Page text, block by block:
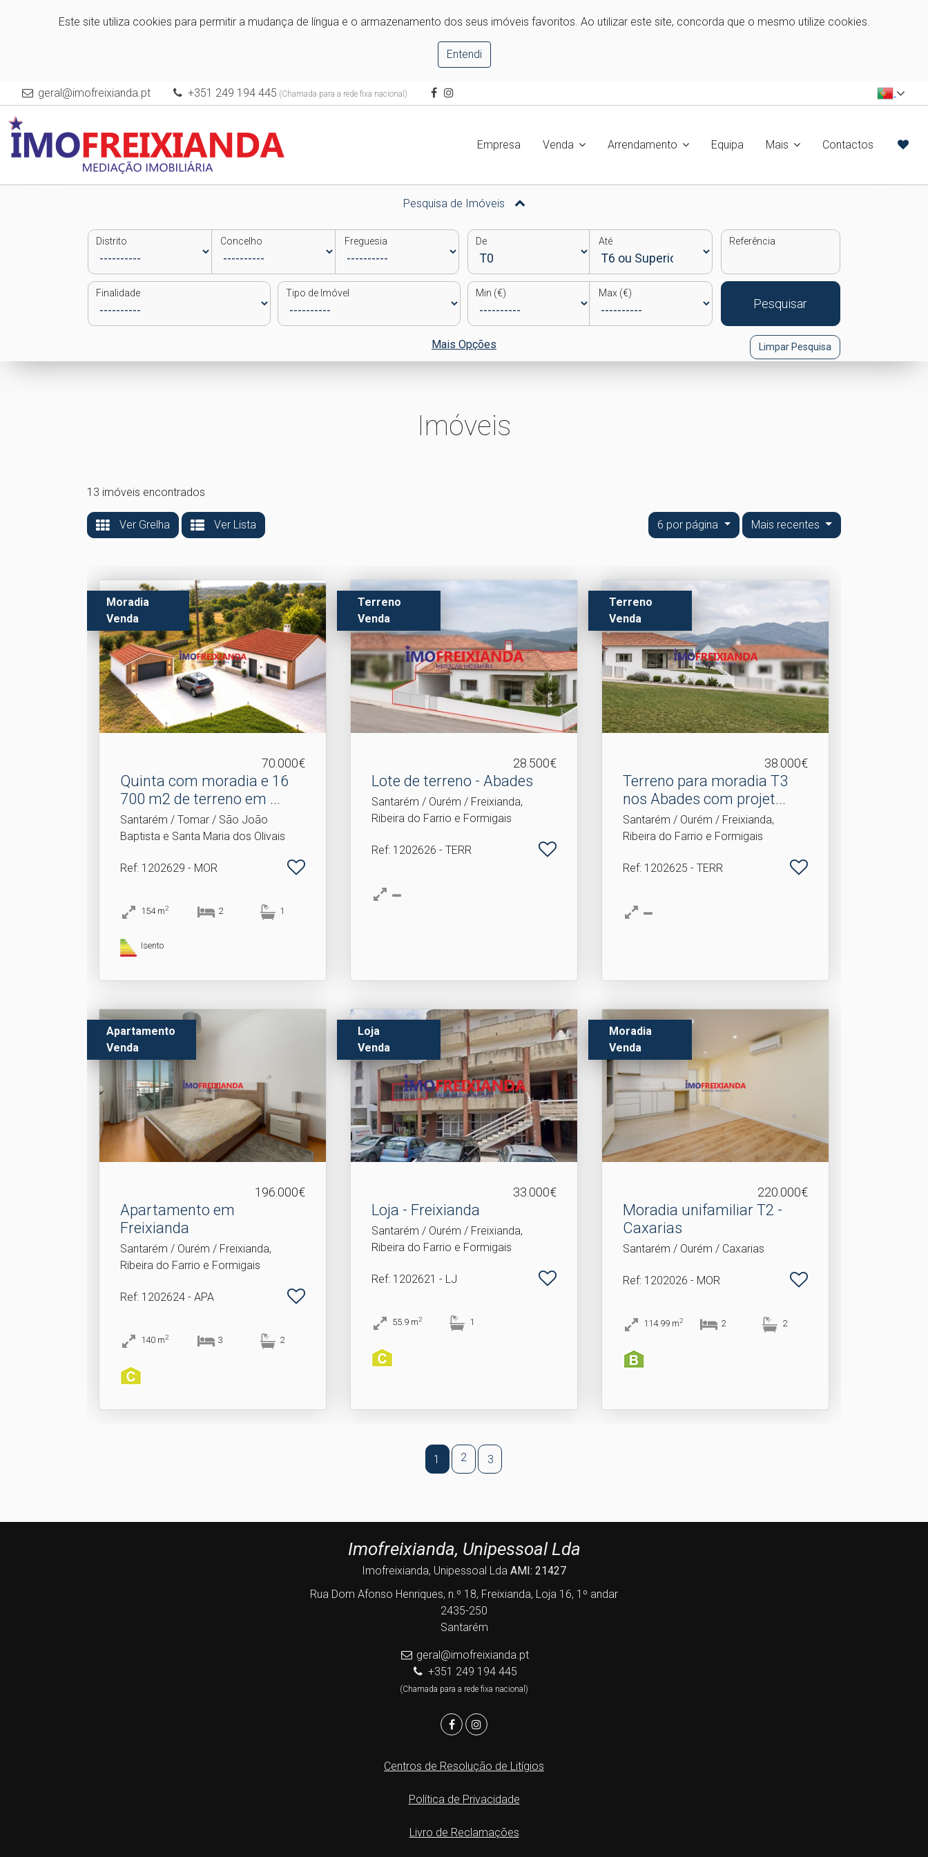
Este site utiliza cookies para permitir a mudança de língua e o armazenamento dos seus imóveis favoritos. Ao utilizar este site, concorda que o mesmo utilize cookies.
Entendi
geral@imofreixianda.pt +351 249 194 445 (Chamada para a rede fixa nacional)
Empresa Venda Arrendamento Equipa Mais Contactos
Pesquisa de Imóveis
Distrito Concelho Freguesia De Até Referência
Finalidade Tipo de Imóvel Min (€) Max (€)
Pesquisar
Mais Opções Limpar Pesquisa
Imóveis
13 imóveis encontrados
Ver Grelha Ver Lista 6 por página Mais recentes
Moradia
Venda
70.000€
Quinta com moradia e 16
700 m2 de terreno em .​..
Santarém / Tomar / São João
Baptista e Santa Maria dos Olivais
Ref: 1202629 - MOR
154 m2 2 1
Isento
Terreno
Venda
28.500€
Lote de terreno - Abades
Santarém / Ourém / Freixianda,
Ribeira do Farrio e Formigais
Ref: 1202626 - TERR
Terreno
Venda
38.000€
Terreno para moradia T3
nos Abades com projet.​..
Santarém / Ourém / Freixianda,
Ribeira do Farrio e Formigais
Ref: 1202625 - TERR
Apartamento
Venda
196.000€
Apartamento em
Freixianda
Santarém / Ourém / Freixianda,
Ribeira do Farrio e Formigais
Ref: 1202624 - APA
140 m2 3 2
Loja
Venda
33.000€
Loja - Freixianda
Santarém / Ourém / Freixianda,
Ribeira do Farrio e Formigais
Ref: 1202621 - LJ
55.9 m2 1
Moradia
Venda
220.000€
Moradia unifamiliar T2 -
Caxarias
Santarém / Ourém / Caxarias
Ref: 1202026 - MOR
114.99 m2 2 2
1 2 3
Imofreixianda, Unipessoal Lda
Imofreixianda, Unipessoal Lda AMI: 21427
Rua Dom Afonso Henriques, n.º 18, Freixianda, Loja 16, 1º andar
2435-250
Santarém
geral@imofreixianda.pt
+351 249 194 445
(Chamada para a rede fixa nacional)
Centros de Resolução de Litígios
Política de Privacidade
Livro de Reclamações